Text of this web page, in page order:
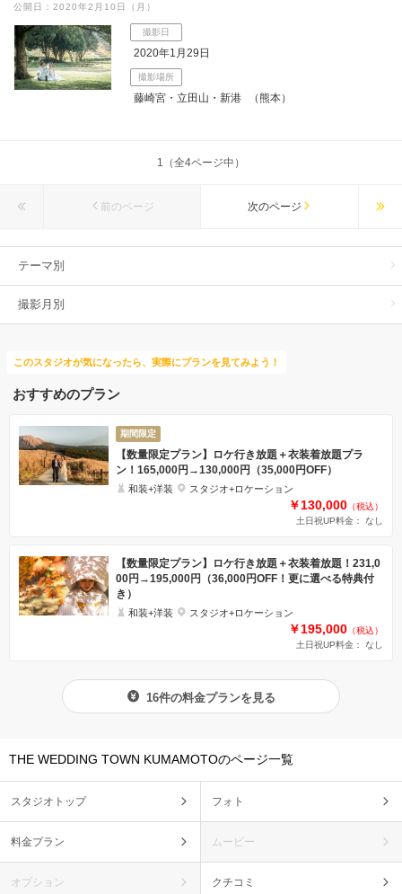
公開日：2020年2月10日（月）
撮影日
2020年1月29日
撮影場所
藤崎宮・立田山・新港 （熊本）
1（全4ページ中）
前のページ 次のページ
テーマ別
撮影月別
このスタジオが気になったら、実際にプランを見てみよう！
おすすめのプラン
期間限定
【数量限定プラン】ロケ行き放題＋衣装着放題プラ
ン！165,000円→130,000円（35,000円OFF）
和装+洋装 スタジオ+ロケーション
￥130,000 （税込）
土日祝UP料金： なし
【数量限定プラン】ロケ行き放題＋衣装着放題！231,0
00円→195,000円（36,000円OFF！更に選べる特典付
き）
和装+洋装 スタジオ+ロケーション
￥195,000 （税込）
土日祝UP料金： なし
16件の料金プランを見る
THE WEDDING TOWN KUMAMOTOのページ一覧
スタジオトップ フォト
料金プラン ムービー
オプション クチコミ